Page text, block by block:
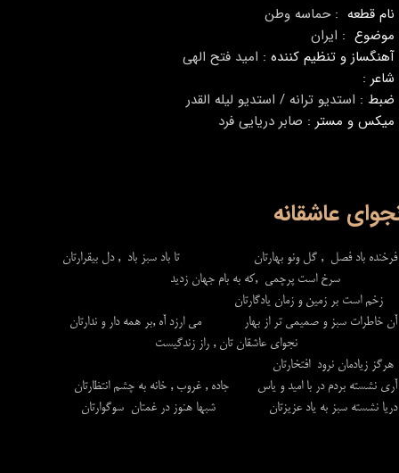
نام قطعه :حماسه وطن
موضوع : ایران
آهنگساز و تنظیم کننده : امید فتح الهی
شاعر :
ضبط : استدیو ترانه / استدیو لیله القدر
میکس و مستر : صابر دریایی فرد
عاشقانه
فرخنده باد فصل , گل ونو بهارتان تا باد سبز باد , دل بیقرارتان
سرخ است پرچمی ,که به بام جهان زدید
زخم است بر زمین و زمان یادگارتان
آن خاطرات سبز و صمیمی تر از بهار می ارزد آه ,بر همه دار و ندارتان
نجوای عاشقان تان , راز زندگیست
هرگز زیادمان نرود افتخارتان
آری نشسته بردم در با امید و یاس جاده , غروب , خانه به چشم انتظارتان
​​​​​​​دریا نشسته سبز به یاد عزیزتان شبها هنوز در غمتان سوگوارتان